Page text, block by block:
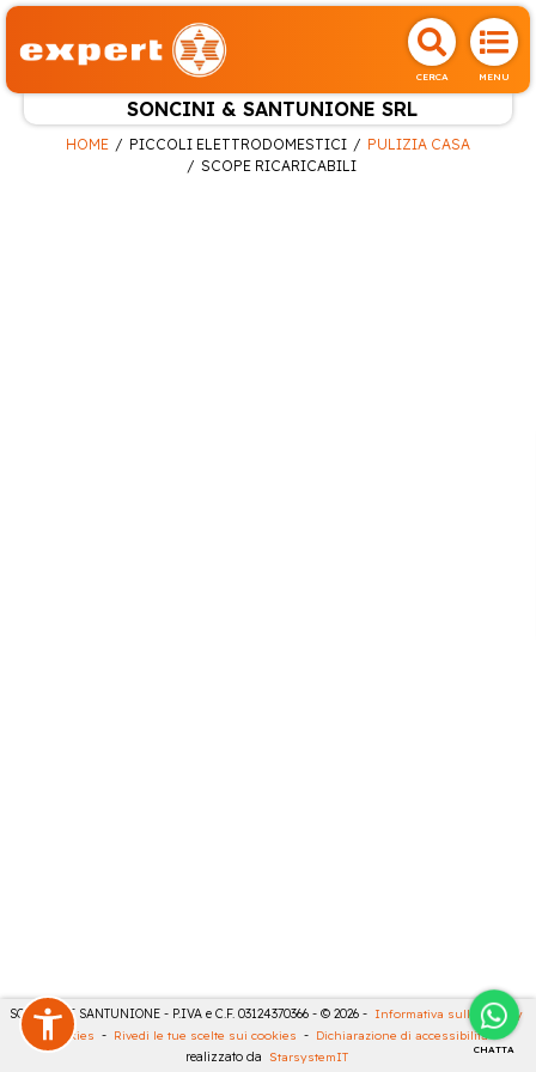
CERCA MENU
SONCINI & SANTUNIONE SRL
CHATTA
HOME PICCOLI ELETTRODOMESTICI
PULIZIA CASA
SCOPE RICARICABILI
SONCINI E SANTUNIONE - P.IVA e C.F. 03124370366 - © 2026 - Informativa sulla privacy
Cookies - Rivedi le tue scelte sui cookies - Dichiarazione di accessibilità -
realizzato da StarsystemIT